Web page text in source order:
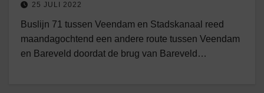
25 JULI 2022
Buslijn 71 tussen Veendam en Stadskanaal reed
maandagochtend een andere route tussen Veendam
en Bareveld doordat de brug van Bareveld…